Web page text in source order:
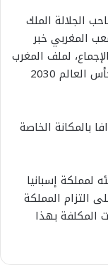
الجلالة الملك
المغربي خبر
لملف المغرب
– إسبانيا – البرتغال كترشيح وحيد لتنظيم كأس العالم 2030
بالمكانة الخاصة
لمملكة إسبانيا
التزام المملكة
المكلفة بهذا